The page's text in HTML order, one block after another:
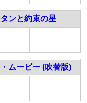
ンと約束の星
ムービー (吹替版)